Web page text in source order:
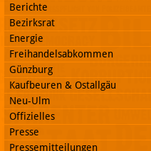
Berichte
Bezirksrat
Energie
Freihandelsabkommen
Günzburg
Kaufbeuren & Ostallgäu
Neu-Ulm
Offizielles
Presse
Pressemitteilungen